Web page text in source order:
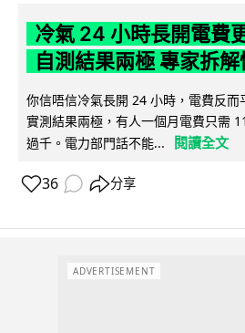
冷氣 24 小時長開電費
自測結果兩極 專家拆
你信唔信冷氣長開 24 小時，電費反而
實測結果兩極，有人一個月電費只需
過千。電力部門話不能...
閱讀全文
36 分享
ADVERTISEMENT